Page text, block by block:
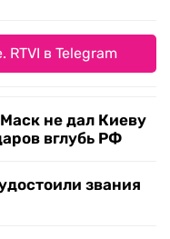
в Telegram
не дал Киеву
вглубь РФ
звания